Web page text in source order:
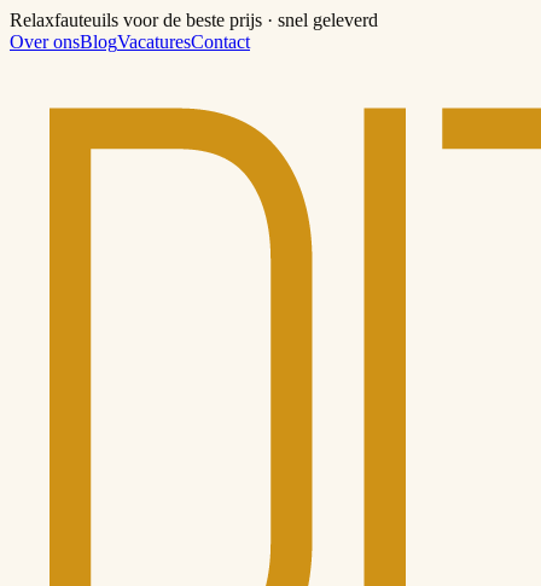
Relaxfauteuils voor de beste prijs · snel geleverd
Over onsBlogVacaturesContact